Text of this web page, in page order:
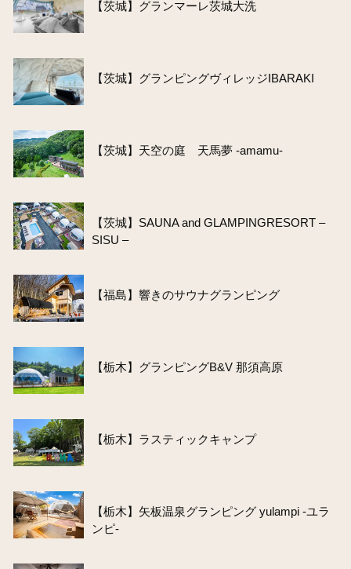
【茨城】グランマーレ茨城大洗
【茨城】グランピングヴィレッジIBARAKI
【茨城】天空の庭 天馬夢 -amamu-
【茨城】SAUNA and GLAMPINGRESORT –
SISU –
【福島】響きのサウナグランピング
【栃木】グランピングB&V 那須高原
【栃木】ラスティックキャンプ
【栃木】矢板温泉グランピング yulampi -ユラ
ンピ-